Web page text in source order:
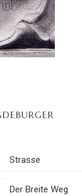
Strasse
Der Breite Weg